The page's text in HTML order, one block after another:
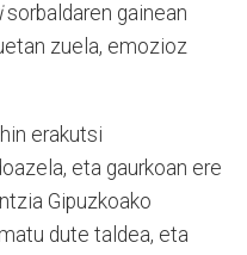
sorbaldaren gainean
zuela, emozioz
erakutsi
eta gaurkoan ere
Gipuzkoako
dute taldea, eta